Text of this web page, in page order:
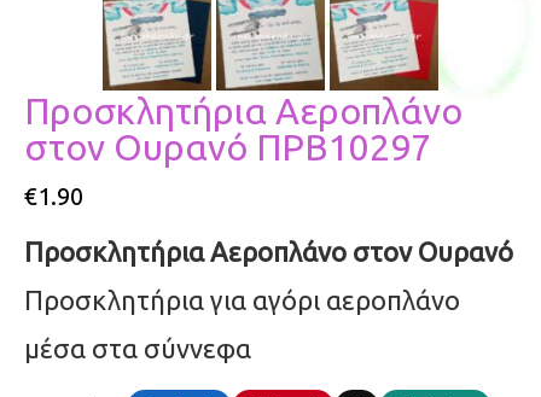
Προσκλητήρια Αεροπλάνο
στον Ουρανό ΠΡΒ10297
€1.90
Προσκλητήρια Αεροπλάνο στον Ουρανό
Προσκλητήρια για αγόρι αεροπλάνο
μέσα στα σύννεφα